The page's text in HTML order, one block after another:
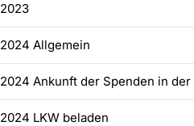
2023
2024 Allgemein
2024 Ankunft der Spenden in der
2024 LKW beladen